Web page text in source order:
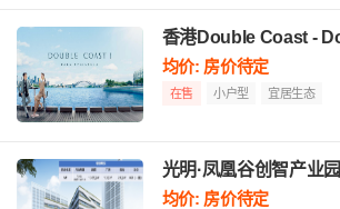
均价: 房价待定
在售 小户型 宜居生态
光明·凤凰谷创智产业园
均价: 房价待定